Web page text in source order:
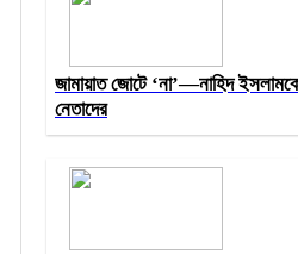
জামায়াত জোটে ‘না’—নাহিদ
নেতাদের